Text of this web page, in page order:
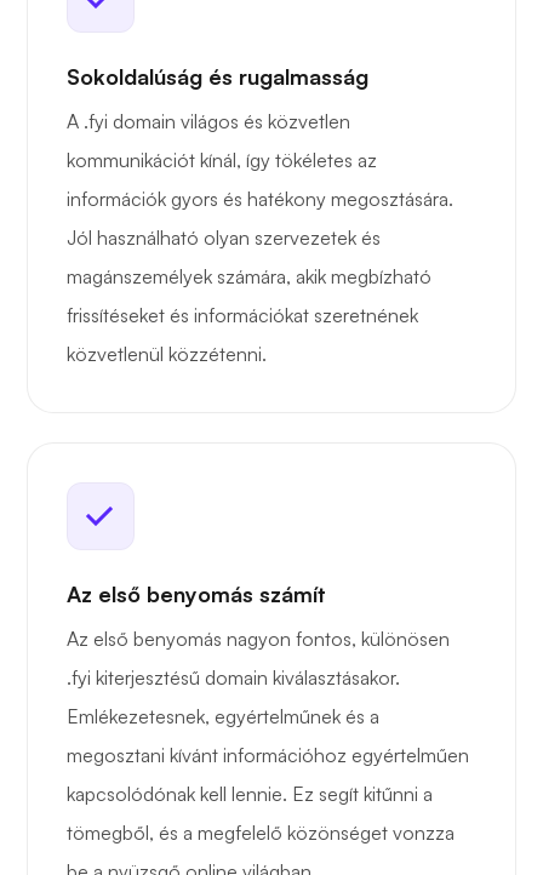
Sokoldalúság és rugalmasság
A .fyi domain világos és közvetlen
kommunikációt kínál, így tökéletes az
információk gyors és hatékony megosztására.
Jól használható olyan szervezetek és
magánszemélyek számára, akik megbízható
frissítéseket és információkat szeretnének
közvetlenül közzétenni.
Az első benyomás számít
Az első benyomás nagyon fontos, különösen
.fyi kiterjesztésű domain kiválasztásakor.
Emlékezetesnek, egyértelműnek és a
megosztani kívánt információhoz egyértelműen
kapcsolódónak kell lennie. Ez segít kitűnni a
tömegből, és a megfelelő közönséget vonzza